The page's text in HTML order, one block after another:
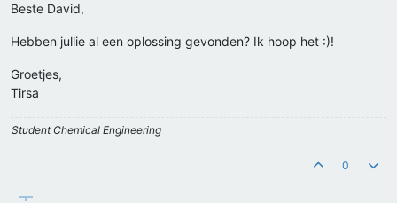
Beste David,
Hebben jullie al een oplossing gevonden? Ik hoop het :)!
Groetjes,
Tirsa
Student Chemical Engineering
0